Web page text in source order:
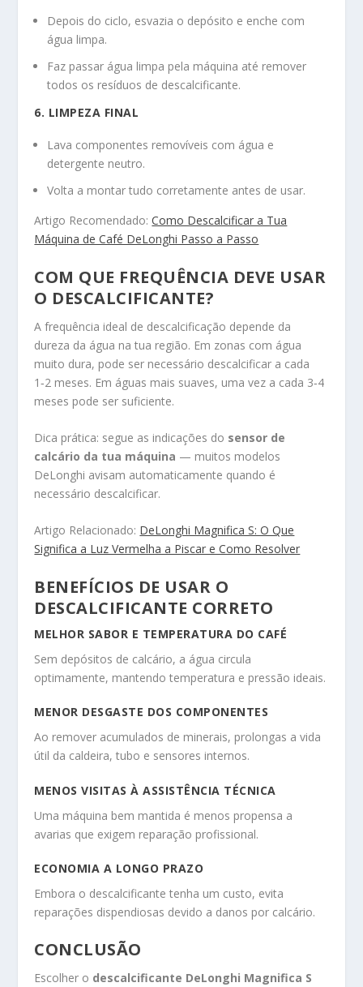
Depois do ciclo, esvazia o depósito e enche com
água limpa.
Faz passar água limpa pela máquina até remover
todos os resíduos de descalcificante.
6. LIMPEZA FINAL
Lava componentes removíveis com água e
detergente neutro.
Volta a montar tudo corretamente antes de usar.
Artigo Recomendado:Como Descalcificar a Tua
Máquina de Café DeLonghi Passo a Passo
COM QUE FREQUÊNCIA DEVE USAR
O DESCALCIFICANTE?
A frequência ideal de descalcificação depende da
dureza da água na tua região. Em zonas com água
muito dura, pode ser necessário descalcificar a cada
1‑2 meses. Em águas mais suaves, uma vez a cada 3‑4
meses pode ser suficiente.
Dica prática: segue as indicações do sensor de
calcário da tua máquina — muitos modelos
DeLonghi avisam automaticamente quando é
necessário descalcificar.
Artigo Relacionado: DeLonghi Magnifica S: O Que
Significa a Luz Vermelha a Piscar e Como Resolver
BENEFÍCIOS DE USAR O
DESCALCIFICANTE CORRETO
MELHOR SABOR E TEMPERATURA DO CAFÉ
Sem depósitos de calcário, a água circula
optimamente, mantendo temperatura e pressão ideais.
MENOR DESGASTE DOS COMPONENTES
Ao remover acumulados de minerais, prolongas a vida
útil da caldeira, tubo e sensores internos.
MENOS VISITAS À ASSISTÊNCIA TÉCNICA
Uma máquina bem mantida é menos propensa a
avarias que exigem reparação profissional.
ECONOMIA A LONGO PRAZO
Embora o descalcificante tenha um custo, evita
reparações dispendiosas devido a danos por calcário.
CONCLUSÃO
Escolher o descalcificante DeLonghi Magnifica S